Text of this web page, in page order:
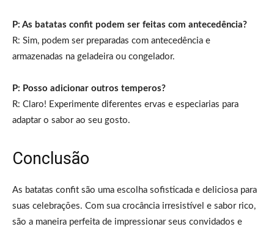
P: As batatas confit podem ser feitas com antecedência?
R: Sim, podem ser preparadas com antecedência e
armazenadas na geladeira ou congelador.
P: Posso adicionar outros temperos?
R: Claro! Experimente diferentes ervas e especiarias para
adaptar o sabor ao seu gosto.
Conclusão
As batatas confit são uma escolha sofisticada e deliciosa para
suas celebrações. Com sua crocância irresistível e sabor rico,
são a maneira perfeita de impressionar seus convidados e